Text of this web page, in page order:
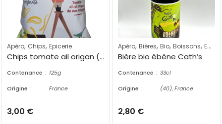
Apéro, Chips, Epicerie
Chips tomate ail origan (125g)
Contenance
125g
Origine
France
3,00 €
Apéro, Bières, Bio, Boissons, Epicerie
Bière bio ébène Cath’s
Contenance
33cl
Origine
(40), France
2,80 €